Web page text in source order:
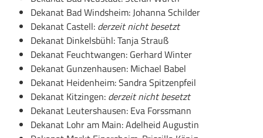
Dekanat Bad Windsheim: Johanna Schilder
Dekanat Castell: derzeit nicht besetzt
Dekanat Dinkelsbühl: Tanja Strauß
Dekanat Feuchtwangen: Gerhard Winter
Dekanat Gunzenhausen: Michael Babel
Dekanat Heidenheim: Sandra Spitzenpfeil
Dekanat Kitzingen: derzeit nicht besetzt
Dekanat Leutershausen: Eva Forssmann
Dekanat Lohr am Main: Adelheid Augustin